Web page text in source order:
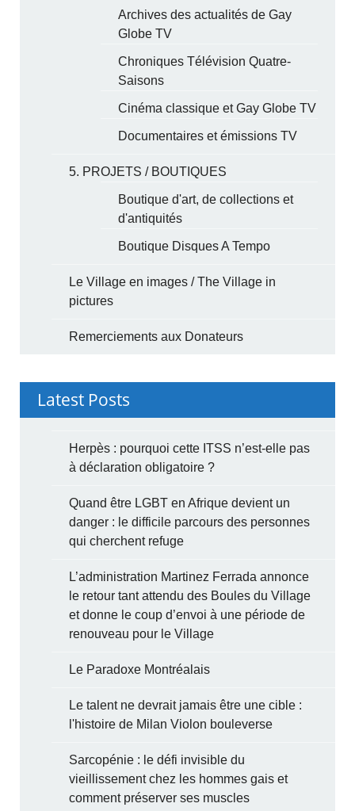
Archives des actualités de Gay
Globe TV
Chroniques Télévision Quatre-
Saisons
Cinéma classique et Gay Globe TV
Documentaires et émissions TV
5. PROJETS / BOUTIQUES
Boutique d'art, de collections et
d'antiquités
Boutique Disques A Tempo
Le Village en images / The Village in
pictures
Remerciements aux Donateurs
Latest Posts
Herpès : pourquoi cette ITSS n’est-elle pas
à déclaration obligatoire ?
Quand être LGBT en Afrique devient un
danger : le difficile parcours des personnes
qui cherchent refuge
L’administration Martinez Ferrada annonce
le retour tant attendu des Boules du Village
et donne le coup d’envoi à une période de
renouveau pour le Village
Le Paradoxe Montréalais
Le talent ne devrait jamais être une cible :
l'histoire de Milan Violon bouleverse
Sarcopénie : le défi invisible du
vieillissement chez les hommes gais et
comment préserver ses muscles